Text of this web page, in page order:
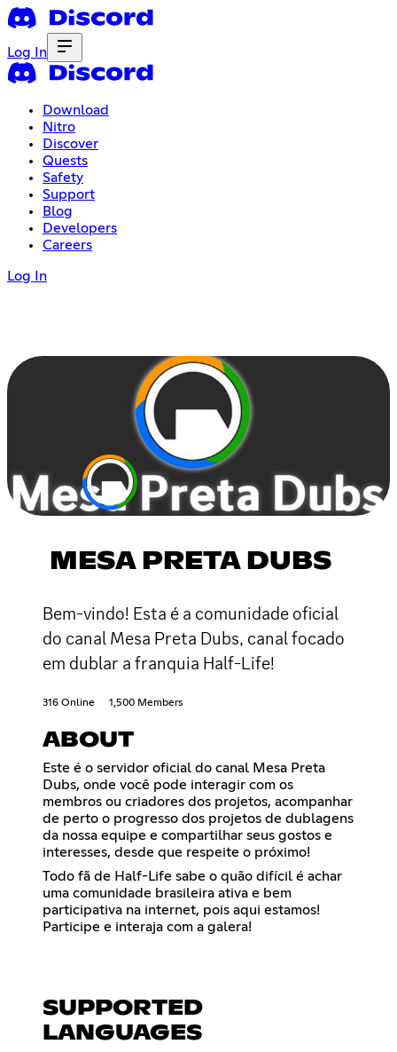
Log In
Download
Nitro
Discover
Quests
Safety
Support
Blog
Developers
Careers
Log In
MESA PRETA DUBS
Bem-vindo! Esta é a comunidade oficial
do canal Mesa Preta Dubs, canal focado
em dublar a franquia Half-Life!
316 Online 1,500 Members
ABOUT
Este é o servidor oficial do canal Mesa Preta
Dubs, onde você pode interagir com os
membros ou criadores dos projetos, acompanhar
de perto o progresso dos projetos de dublagens
da nossa equipe e compartilhar seus gostos e
interesses, desde que respeite o próximo!
Todo fã de Half-Life sabe o quão difícil é achar
uma comunidade brasileira ativa e bem
participativa na internet, pois aqui estamos!
Participe e interaja com a galera!
SUPPORTED
LANGUAGES